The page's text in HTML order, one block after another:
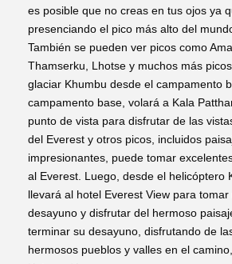
es posible que no creas en tus ojos ya
presenciando el pico más alto del
También se pueden ver picos como
Thamserku, Lhotse y muchos más
glaciar Khumbu desde el campamento
campamento base, volará a Kala
punto de vista para disfrutar de las
del Everest y otros picos, incluidos
impresionantes, puede tomar
al Everest. Luego, desde el helicóptero
llevará al hotel Everest View para
desayuno y disfrutar del hermoso
terminar su desayuno, disfrutando de
hermosos pueblos y valles en el